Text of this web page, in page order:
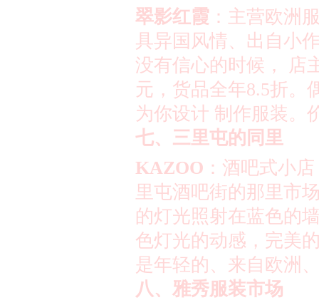
翠影红霞 ：主营欧洲
具异国风情、出自小
没有信心的时候，
店
元，货品全年8.5折。
为你设计 制作服装。
七、三里屯的同
KAZOO ：酒吧式小
里屯酒吧街的那里市
的灯光照射在蓝色的
色灯光的动感，完美
是年轻的、来自欧洲
八、雅秀服装市场